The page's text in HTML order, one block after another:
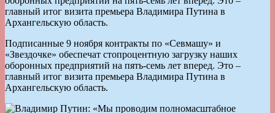
главный итог визита премьера Владимира Путина в
Архангельскую область.
Подписанные 9 ноября контракты по «Севмашу» и
«Звездочке» обеспечат стопроцентную загрузку наших
оборонных предприятий на пять-семь лет вперед. Это –
главный итог визита премьера Владимира Путина в
Архангельскую область.